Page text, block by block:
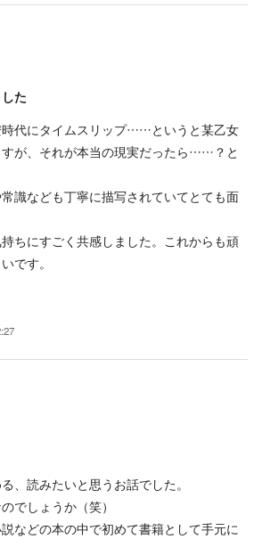
た
代にタイムスリップ……というと某乙女
が、それが本当の現実だったら……？と
識なども丁寧に描写されていてとても面
ちにすごく共感しました。これからも頑
です。
、読みたいと思うお話でした。
でしょうか（笑）
などの本の中で初めて書籍として手元に